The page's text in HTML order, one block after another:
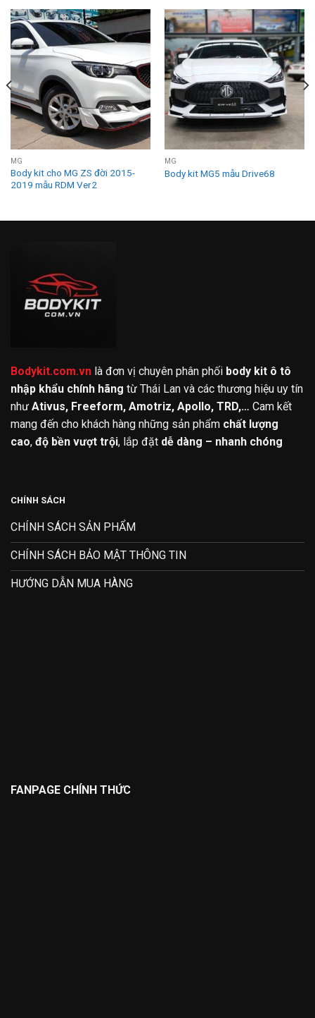
MG
Body kit cho MG ZS đời 2015-
2019 mẫu RDM Ver2
MG
Body kit MG5 mẫu Drive68
Bodykit.com.vn là đơn vị chuyên phân phối body kit ô tô
nhập khẩu chính hãng từ Thái Lan và các thương hiệu uy tín
như Ativus, Freeform, Amotriz, Apollo, TRD,… Cam kết
mang đến cho khách hàng những sản phẩm chất lượng
cao, độ bền vượt trội, lắp đặt dễ dàng – nhanh chóng
CHÍNH SÁCH
CHÍNH SÁCH SẢN PHẨM
CHÍNH SÁCH BẢO MẬT THÔNG TIN
HƯỚNG DẪN MUA HÀNG
FANPAGE CHÍNH THỨC